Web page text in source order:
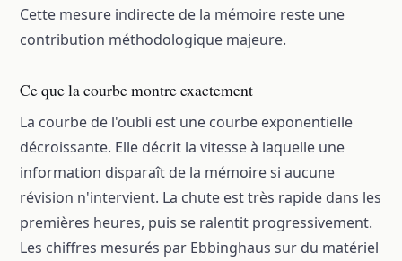
Cette mesure indirecte de la mémoire reste une
contribution méthodologique majeure.
Ce que la courbe montre exactement
La courbe de l'oubli est une courbe exponentielle
décroissante. Elle décrit la vitesse à laquelle une
information disparaît de la mémoire si aucune
révision n'intervient. La chute est très rapide dans les
premières heures, puis se ralentit progressivement.
Les chiffres mesurés par Ebbinghaus sur du matériel